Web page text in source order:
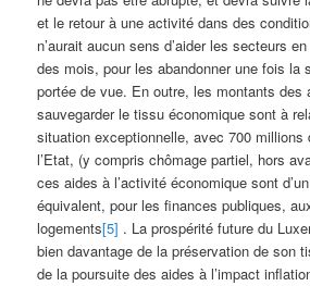
et le retour à une activité dans des
n’aurait aucun sens d’aider les secteurs
des mois, pour les abandonner une fois la
portée de vue. En outre, les montants des
sauvegarder le tissu économique sont à
situation exceptionnelle, avec 700 millions
l’Etat, (y compris chômage partiel, hors
ces aides à l’activité économique sont
équivalent, pour les finances publiques,
logements[5] . La prospérité future du
bien davantage de la préservation de son
de la poursuite des aides à l’impact